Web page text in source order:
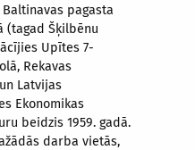
pagasta
(tagad Šķilbēnu
Upītes 7-
Rekavas
Latvijas
Ekonomikas
beidzis 1959. gadā.
darba vietās,